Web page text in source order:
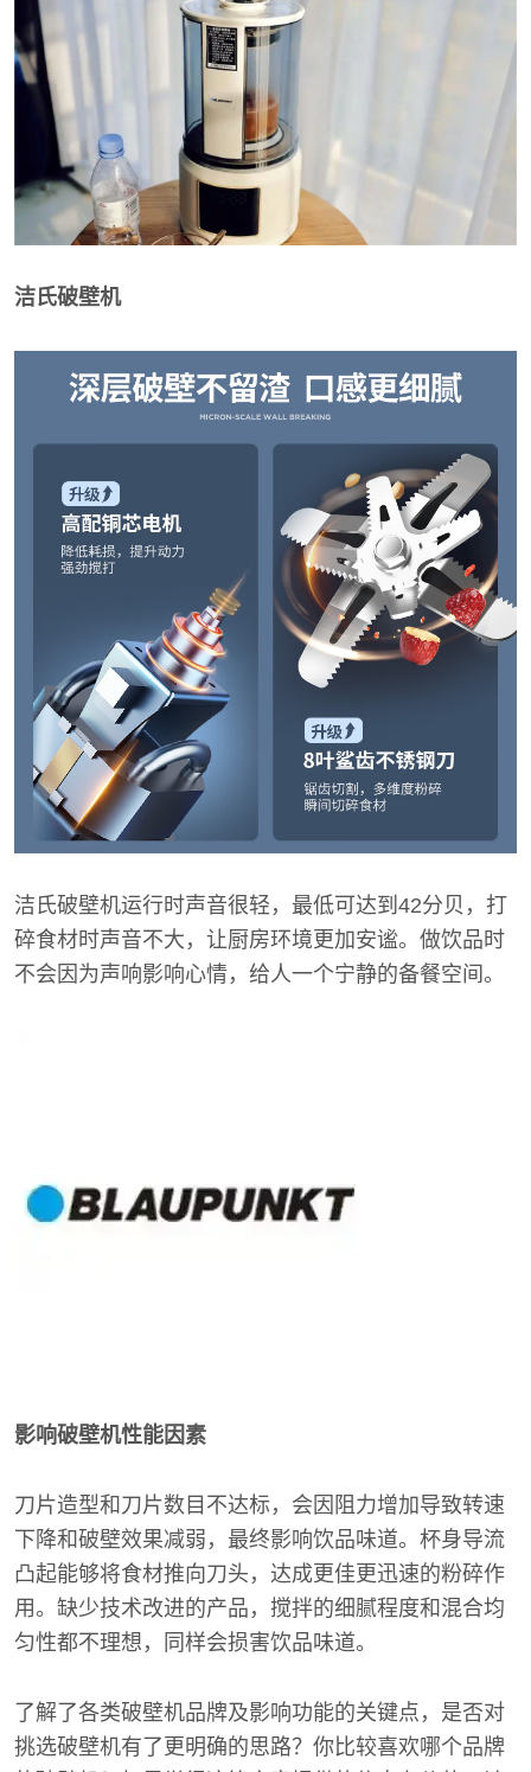
洁氏破壁机
洁氏破壁机运行时声音很轻，最低可达到42分贝，打
碎食材时声音不大，让厨房环境更加安谧。做饮品时
不会因为声响影响心情，给人一个宁静的备餐空间。
影响破壁机性能因素
刀片造型和刀片数目不达标，会因阻力增加导致转速
下降和破壁效果减弱，最终影响饮品味道。杯身导流
凸起能够将食材推向刀头，达成更佳更迅速的粉碎作
用。缺少技术改进的产品，搅拌的细腻程度和混合均
匀性都不理想，同样会损害饮品味道。
了解了各类破壁机品牌及影响功能的关键点，是否对
挑选破壁机有了更明确的思路？你比较喜欢哪个品牌